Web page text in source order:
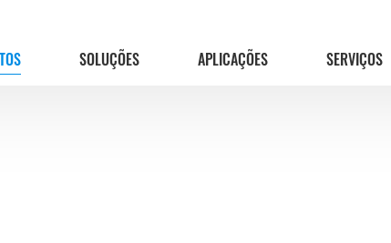
SOLUÇÕES APLICAÇÕES SERVIÇOS